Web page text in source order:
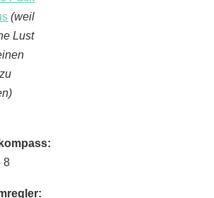
(weil
Lust
8